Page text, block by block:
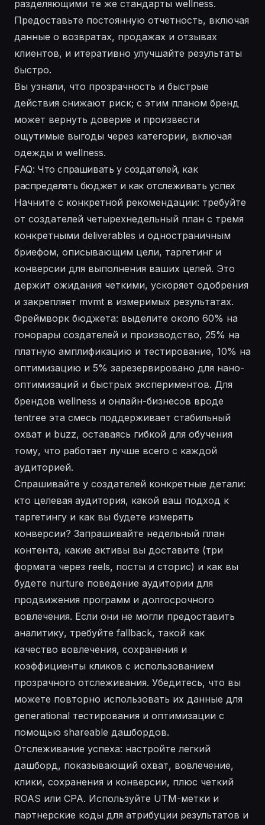
разделяющими те же стандарты wellness.
Предоставьте постоянную отчетность, включая
данные о возвратах, продажах и отзывах
клиентов, и итеративно улучшайте результаты
быстро.
Вы узнали, что прозрачность и быстрые
действия снижают риск; с этим планом бренд
может вернуть доверие и произвести
ощутимые выгоды через категории, включая
одежды и wellness.
FAQ: Что спрашивать у создателей, как
распределять бюджет и как отслеживать успех
Начните с конкретной рекомендации: требуйте
от создателей четырехнедельный план с тремя
конкретными deliverables и одностраничным
бриефом, описывающим цели, таргетинг и
конверсии для выполнения ваших целей. Это
держит ожидания четкими, ускоряет одобрения
и закрепляет mvmt в измеримых результатах.
Фреймворк бюджета: выделите около 60% на
гонорары создателей и производство, 25% на
платную амплификацию и тестирование, 10% на
оптимизацию и 5% зарезервировано для нано-
оптимизаций и быстрых экспериментов. Для
брендов wellness и онлайн-бизнесов вроде
tentree эта смесь поддерживает стабильный
охват и buzz, оставаясь гибкой для обучения
тому, что работает лучше всего с каждой
аудиторией.
Спрашивайте у создателей конкретные детали:
кто целевая аудитория, какой ваш подход к
таргетингу и как вы будете измерять
конверсии? Запрашивайте недельный план
контента, какие активы вы доставите (три
формата через reels, посты и сторис) и как вы
будете nurture поведение аудитории для
продвижения программ и долгосрочного
вовлечения. Если они не могли предоставить
аналитику, требуйте fallback, такой как
качество вовлечения, сохранения и
коэффициенты кликов с использованием
прозрачного отслеживания. Убедитесь, что вы
можете повторно использовать их данные для
generational тестирования и оптимизации с
помощью shareable дашбордов.
Отслеживание успеха: настройте легкий
дашборд, показывающий охват, вовлечение,
клики, сохранения и конверсии, плюс четкий
ROAS или CPA. Используйте UTM-метки и
партнерские коды для атрибуции результатов и